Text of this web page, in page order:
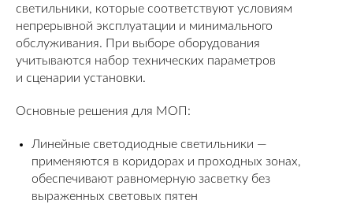
светильники, которые соответствуют условиям
непрерывной эксплуатации и минимального
обслуживания. При выборе оборудования
учитываются набор технических параметров
и сценарии установки.
Основные решения для МОП:
Линейные светодиодные светильники —
применяются в коридорах и проходных зонах,
обеспечивают равномерную засветку без
выраженных световых пятен